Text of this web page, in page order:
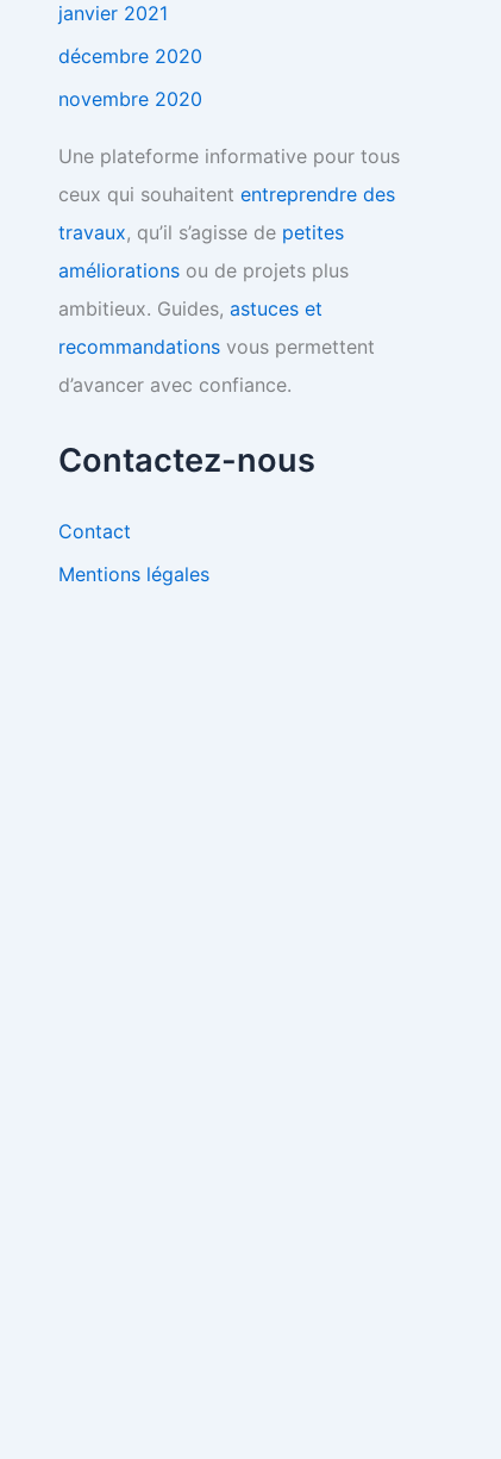
janvier 2021
décembre 2020
novembre 2020
Une plateforme informative pour tous
ceux qui souhaitent entreprendre des
travaux, qu’il s’agisse de petites
améliorations ou de projets plus
ambitieux. Guides, astuces et
recommandations vous permettent
d’avancer avec confiance.
Contactez-nous
Contact
Mentions légales